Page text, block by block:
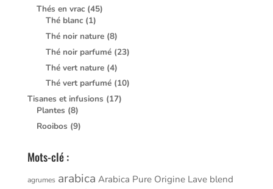
Thés en vrac (45)
Thé blanc (1)
Thé noir nature (8)
Thé noir parfumé (23)
Thé vert nature (4)
Thé vert parfumé (10)
Tisanes et infusions (17)
Plantes (8)
Rooibos (9)
Mots-clé :
agrumes arabica Arabica Pure Origine Lave blend